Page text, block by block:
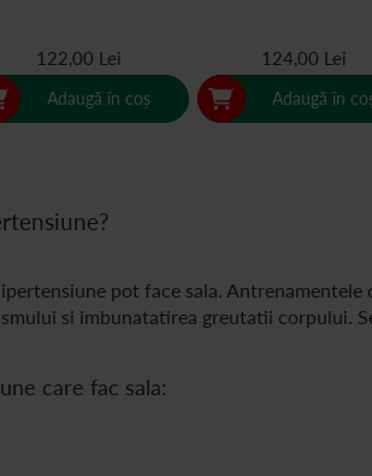
122,00 Lei
Adaugă în coș
124,00 Lei
Adaugă în
pot face sala.
si imbunatatirea greutatii corpului.
care fac sala: